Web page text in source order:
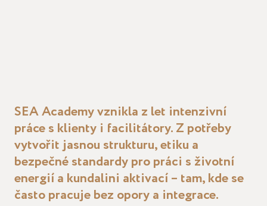
SEA Academy vznikla z let intenzivní
práce s klienty i facilitátory. Z potřeby
vytvořit jasnou strukturu, etiku a
bezpečné standardy pro práci s životní
energií a kundalini aktivací – tam, kde se
často pracuje bez opory a integrace.